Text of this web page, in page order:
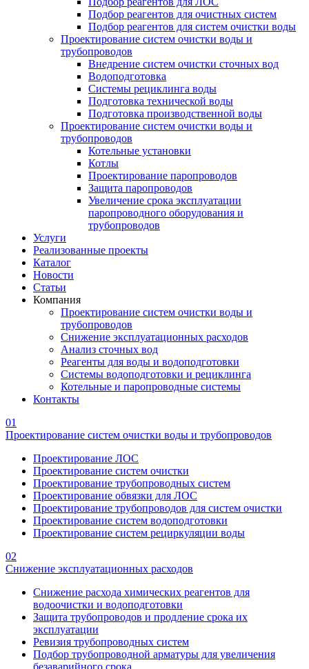
Подбор реагентов для очистных систем
Подбор реагентов для систем очистки воды
Проектирование систем очистки воды и
трубопроводов
Внедрение систем очистки сточных вод
Водоподготовка
Системы рециклинга воды
Подготовка технической воды
Подготовка производственной воды
Проектирование систем очистки воды и
трубопроводов
Котельные установки
Котлы
Проектирование паропроводов
Защита паропроводов
Увеличение срока эксплуатации
паропроводного оборудования и
трубопроводов
Услуги
Реализованные проекты
Каталог
Новости
Статьи
Компания
Проектирование систем очистки воды и
трубопроводов
Снижение эксплуатационных расходов
Анализ сточных вод
Реагенты для воды и водоподготовки
Системы водоподготовки и рециклинга
Котельные и паропроводные системы
Контакты
01
Проектирование систем очистки воды и трубопроводов
Проектирование ЛОС
Проектирование систем очистки
Проектирование трубопроводных систем
Проектирование обвязки для ЛОС
Проектирование трубопроводов для систем очистки
Проектирование систем водоподготовки
Проектирование систем рециркуляции воды
02
Снижение эксплуатационных расходов
Снижение расхода химических реагентов для
водоочистки и водоподготовки
Защита трубопроводов и продление срока их
эксплуатации
Ревизия трубопроводных систем
Подбор трубопроводной арматуры для увеличения
безаварийного срока